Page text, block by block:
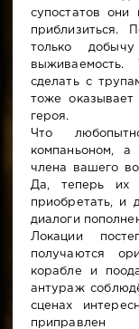
супостатов они
приблизиться.
только
сделать с
тоже оказывает
героя.
Что
компаньоном,
члена вашего
Да, теперь их
приобретать, и
диалоги
Локации
получаются
корабле и
антураж
сценах
приправлен